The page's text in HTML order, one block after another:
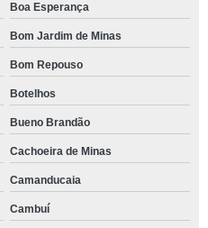
Boa Esperança
Bom Jardim de Minas
Bom Repouso
Botelhos
Bueno Brandão
Cachoeira de Minas
Camanducaia
Cambuí